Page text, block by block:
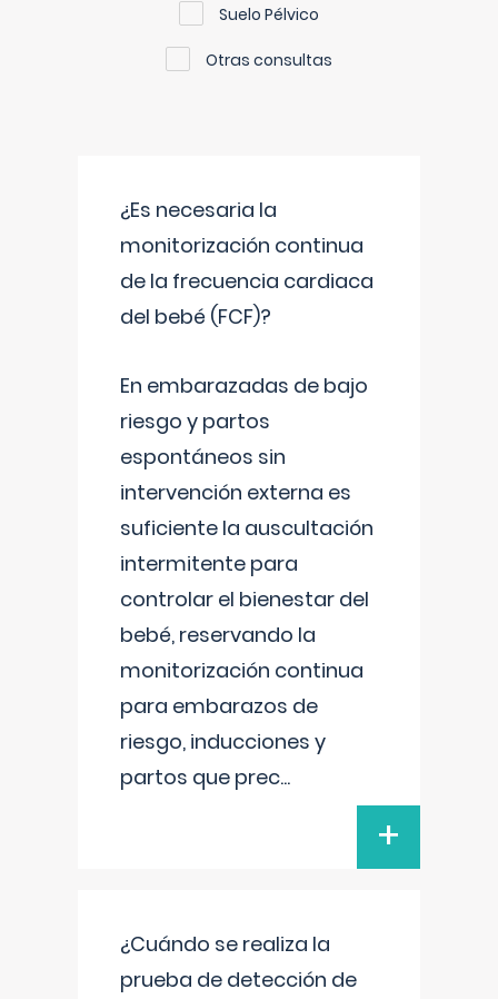
Suelo Pélvico
Otras consultas
¿Es necesaria la
monitorización continua
de la frecuencia cardiaca
del bebé (FCF)?
En embarazadas de bajo
riesgo y partos
espontáneos sin
intervención externa es
suficiente la auscultación
intermitente para
controlar el bienestar del
bebé, reservando la
monitorización continua
para embarazos de
riesgo, inducciones y
partos que prec...
+
¿Cuándo se realiza la
prueba de detección de